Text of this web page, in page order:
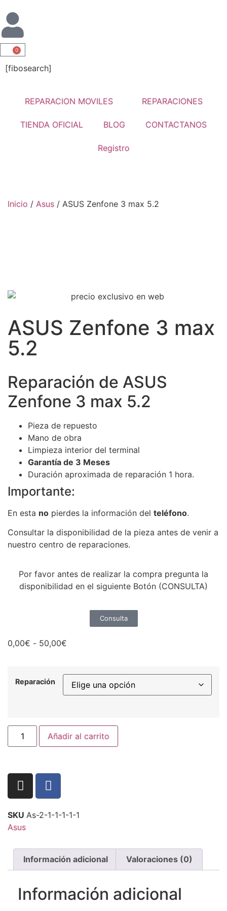
0
[fibosearch]
REPARACION MOVILES REPARACIONES
TIENDA OFICIAL BLOG CONTACTANOS
Registro
Inicio / Asus / ASUS Zenfone 3 max 5.2
ASUS Zenfone 3 max
5.2
Reparación de ASUS
Zenfone 3 max 5.2
Pieza de repuesto
Mano de obra
Limpieza interior del terminal
Garantía de 3 Meses
Duración aproximada de reparación 1 hora.
Importante:
En esta no pierdes la información del teléfono.
Consultar la disponibilidad de la pieza antes de venir a
nuestro centro de reparaciones.
Por favor antes de realizar la compra pregunta la
disponibilidad en el siguiente Botón (CONSULTA)
Consulta
0,00€ - 50,00€
Reparación
Añadir al carrito
SKU As-2-1-1-1-1-1
Asus
Información adicional Valoraciones (0)
Información adicional